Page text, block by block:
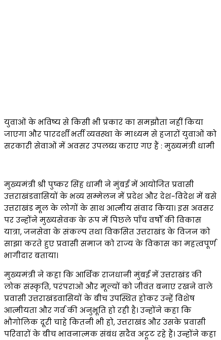
युवाओं के भविष्य से किसी भी प्रकार का समझौता नहीं किया
जाएगा और पारदर्शी भर्ती व्यवस्था के माध्यम से हजारों युवाओं को
सरकारी सेवाओं में अवसर उपलब्ध कराए गए हैं : मुख्यमंत्री धामी
मुख्यमंत्री श्री पुष्कर सिंह धामी ने मुंबई में आयोजित प्रवासी
उत्तराखंडवासियों के भव्य सम्मेलन में प्रदेश और देश-विदेश में बसे
उत्तराखंड मूल के लोगों के साथ आत्मीय संवाद किया। इस अवसर
पर उन्होंने मुख्यसेवक के रूप में पिछले पाँच वर्षों की विकास
यात्रा, जनसेवा के संकल्प तथा विकसित उत्तराखंड के विजन को
साझा करते हुए प्रवासी समाज को राज्य के विकास का महत्वपूर्ण
भागीदार बताया।
मुख्यमंत्री ने कहा कि आर्थिक राजधानी मुंबई में उत्तराखंड की
लोक संस्कृति, परंपराओं और मूल्यों को जीवंत बनाए रखने वाले
प्रवासी उत्तराखंडवासियों के बीच उपस्थित होकर उन्हें विशेष
आत्मीयता और गर्व की अनुभूति हो रही है। उन्होंने कहा कि
भौगोलिक दूरी चाहे कितनी भी हो, उत्तराखंड और उसके प्रवासी
परिवारों के बीच भावनात्मक संबंध सदैव अटूट रहे हैं। उन्होंने कहा